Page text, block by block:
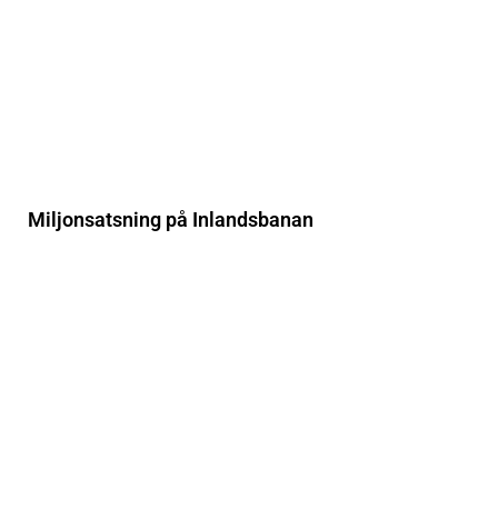
Miljonsatsning på Inlandsbanan